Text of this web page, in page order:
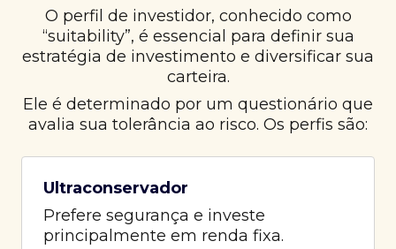
O perfil de investidor, conhecido como
“suitability”, é essencial para definir sua
estratégia de investimento e diversificar sua
carteira.
Ele é determinado por um questionário que
avalia sua tolerância ao risco. Os perfis são:
Ultraconservador
Prefere segurança e investe
principalmente em renda fixa.